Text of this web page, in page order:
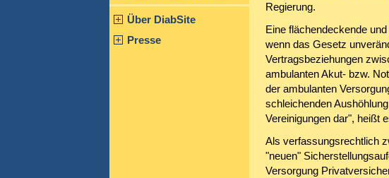
Über DiabSite
Presse
Regierung.
Eine flächendeckende
wenn das Gesetz
Vertragsbeziehungen
ambulanten Akut- bzw.
der ambulanten
schleichenden
Vereinigungen dar", heißt
Als verfassungsrechtlich
"neuen"
Versorgung